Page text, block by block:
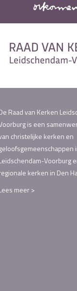
Raad van Kerken
is een
christelijke kerken en
Voorburg
kerken in Den
meer >